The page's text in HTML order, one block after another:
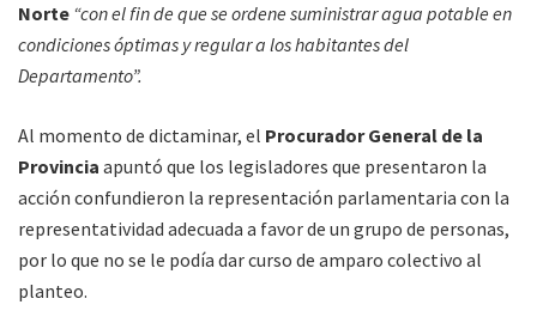
Norte “con el fin de que se ordene suministrar agua potable en
condiciones óptimas y regular a los habitantes del
Departamento”.
Al momento de dictaminar, el Procurador General de la
Provincia apuntó que los legisladores que presentaron la
acción confundieron la representación parlamentaria con la
representatividad adecuada a favor de un grupo de personas,
por lo que no se le podía dar curso de amparo colectivo al
planteo.